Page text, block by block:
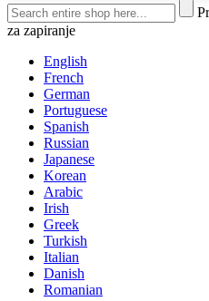
za zapiranje
English
French
German
Portuguese
Spanish
Russian
Japanese
Korean
Arabic
Irish
Greek
Turkish
Italian
Danish
Romanian